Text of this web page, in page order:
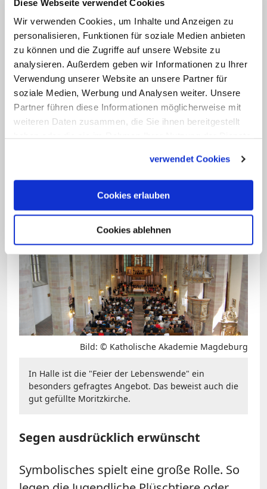
Diese Webseite verwendet Cookies
Wir verwenden Cookies, um Inhalte und Anzeigen zu
personalisieren, Funktionen für soziale Medien anbieten
zu können und die Zugriffe auf unsere Website zu
analysieren. Außerdem geben wir Informationen zu Ihrer
Verwendung unserer Website an unsere Partner für
soziale Medien, Werbung und Analysen weiter. Unsere
Partner führen diese Informationen möglicherweise mit
weiteren Daten zusammen, die Sie ihnen bereitgestellt
verwendet Cookies
Cookies erlauben
Cookies ablehnen
vergangenen 15 Jahren stieg die
Teilnehmerzahl von 15 auf nun rund 500.
In Halles Moritzkirche sind in diesem Jahr
17 "Feiern der Lebenswende" angesetzt,
so Diakon Reinhard Feuersträter, im
Hauptberuf Seelsorger am Krankenhaus
Sankt Elisabeth und Sankt Barbara. Nach
Elternabenden stimmen er und drei
weitere ehrenamtliche Mitarbeiter
zusammen mit den Jugendlichen den
Ablauf der Feier ab.
Bild: © Katholische Akademie Magdeburg
In Halle ist die "Feier der Lebenswende" ein
besonders gefragtes Angebot. Das beweist auch die
gut gefüllte Moritzkirche.
Segen ausdrücklich erwünscht
Symbolisches spielt eine große Rolle. So